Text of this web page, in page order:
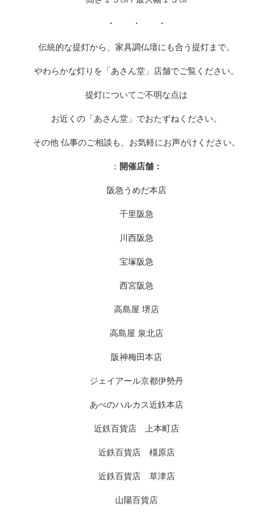
・ ・ ・
伝統的な提灯から、家具調仏壇にも合う提灯まで。
やわらかな灯りを「あさん堂」店舗でご覧ください。
提灯についてご不明な点は
お近くの「あさん堂」でおたずねください。
その他 仏事のご相談も、お気軽にお声がけください。
： 開催店舗：
阪急うめだ本店
千里阪急
川西阪急
宝塚阪急
西宮阪急
高島屋 堺店
高島屋 泉北店
阪神梅田本店
ジェイアール京都伊勢丹
あべのハルカス近鉄本店
近鉄百貨店 上本町店
近鉄百貨店 橿原店
近鉄百貨店 草津店
山陽百貨店